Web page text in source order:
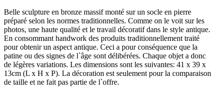
Belle sculpture en bronze massif monté sur un socle en pierre
préparé selon les normes traditionnelles. Comme on le voit sur les
photos, une haute qualité et le travail décoratif dans le style antique.
En consommant handwork des produits traditionnellement traité
pour obtenir un aspect antique. Ceci a pour conséquence que la
patine ou des signes de l`âge sont délibérées. Chaque objet a donc
de légères variations. Les dimensions sont les suivantes: 41 x 39 x
13cm (L x H x P). La décoration est seulement pour la comparaison
de taille et ne fait pas partie de l`offre.